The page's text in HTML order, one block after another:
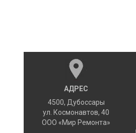
АДРЕС
4500, Дубоссары
ул. Космонавтов, 40
ООО «Мир Ремонта»